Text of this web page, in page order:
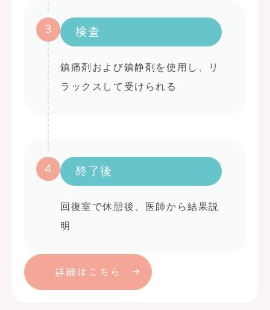
3 検査
鎮痛剤および鎮静剤を使用し、リ
ラックスして受けられる
4 終了後
回復室で休憩後、医師から結果説
明
詳細はこちら